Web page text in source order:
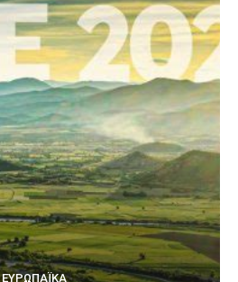
ΕΥΡΩΠΑΪΚΆ